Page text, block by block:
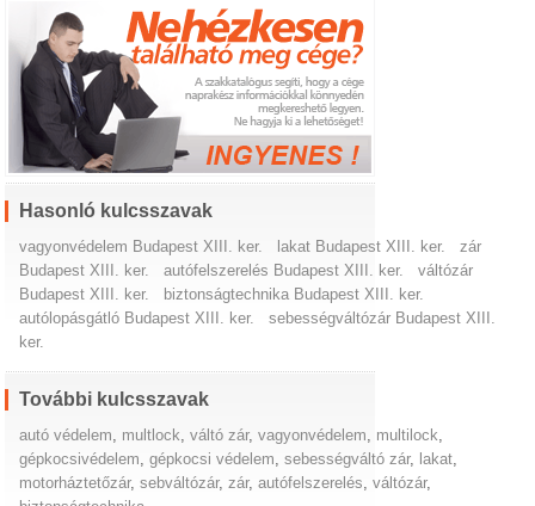
Hasonló kulcsszavak
vagyonvédelem Budapest XIII. ker. lakat Budapest XIII. ker.
zár
Budapest XIII. ker.
autófelszerelés Budapest XIII. ker.
váltózár
Budapest XIII. ker.
biztonságtechnika Budapest XIII. ker.
autólopásgátló Budapest XIII. ker.
sebességváltózár Budapest XIII.
ker.
További kulcsszavak
autó védelem multlock ,váltó zár,vagyonvédelem multilock
gépkocsivédelem ,gépkocsi védelem ,sebességváltó zár, lakat
motorháztetőzár,sebváltózár,zár,autófelszerelés ,váltózár,